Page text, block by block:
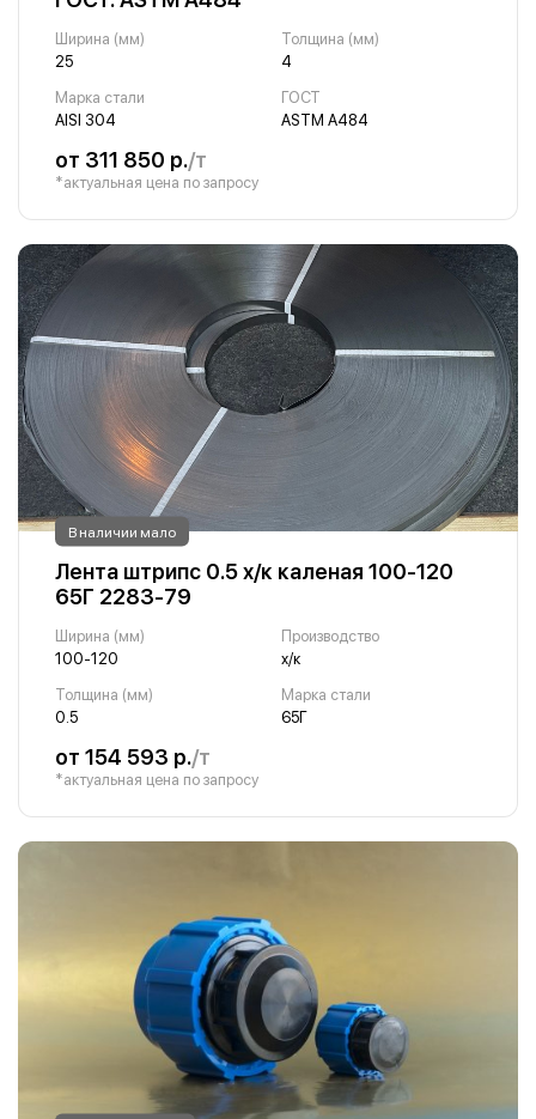
Ширина (мм)
25
Толщина (мм)
4
Марка стали
AISI 304
ГОСТ
ASTM A484
от 311 850 р./т
*актуальная цена по запросу
В наличии мало
Лента штрипс 0.5 х/к каленая 100-120
65Г 2283-79
Ширина (мм)
100-120
Производство
х/к
Толщина (мм)
0.5
Марка стали
65Г
от 154 593 р./т
*актуальная цена по запросу